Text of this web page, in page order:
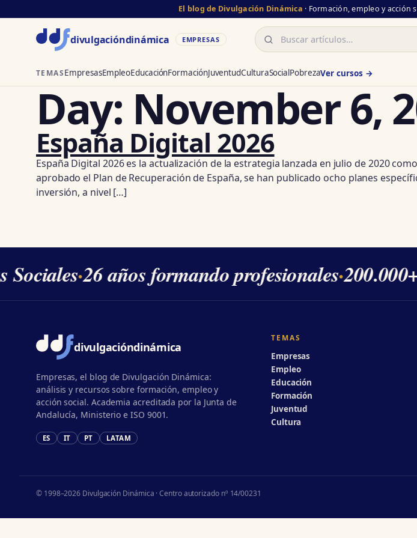
El blog de Divulgación Dinámica · Formación, empleo y acción
divulgacióndinámica EMPRESAS Buscar
TEMASEmpresasEmpleoEducaciónFormaciónJuventudCulturaSocialPobrezaVer cursos →
Day: November 6,
España Digital 2026
España Digital 2026 es la actualización de la estrategia lanzada en julio de 2020
aprobado el Plan de Recuperación de España, se han publicado ocho planes
inversión, a nivel […]
Sociales·26 años formando profesionales·
divulgacióndinámica
Empresas, el blog de Divulgación Dinámica:
análisis y recursos sobre formación, empleo y
acción social. Academia acreditada por la Junta de
Andalucía, Ministerio e ISO 9001.
ES IT PT LATAM
TEMAS
Empresas
Empleo
Educación
Formación
Juventud
Cultura
© 1998–2026 Divulgación Dinámica · Centro autorizado nº 14/00231